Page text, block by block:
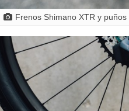
Frenos Shimano XTR y puños